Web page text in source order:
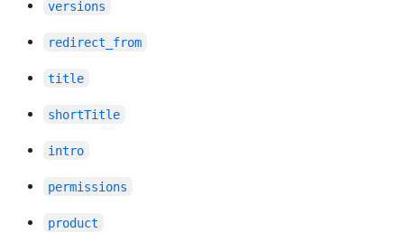
versions
redirect_from
title
shortTitle
intro
permissions
product